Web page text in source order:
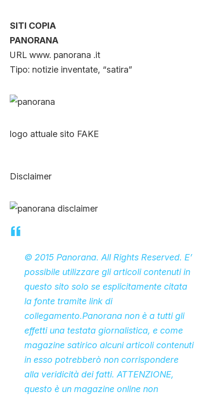
SITI COPIA
PANORANA
URL www. panorana .it
Tipo: notizie inventate, “satira”
logo attuale sito FAKE
Disclaimer
© 2015 Panorana. All Rights Reserved. E’
possibile utilizzare gli articoli contenuti in
questo sito solo se esplicitamente citata
la fonte tramite link di
collegamento.Panorana non è a tutti gli
effetti una testata giornalistica, e come
magazine satirico alcuni articoli contenuti
in esso potrebberò non corrispondere
alla veridicità dei fatti. ATTENZIONE,
questo è un magazine online non